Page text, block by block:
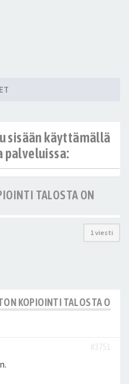
sisään käyttämällä
palveluissa:
TALOSTA ON
1 viesti
KOPIOINTI TALOSTA ON
#3751